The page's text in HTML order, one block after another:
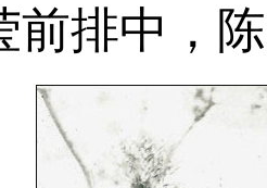
前排中，